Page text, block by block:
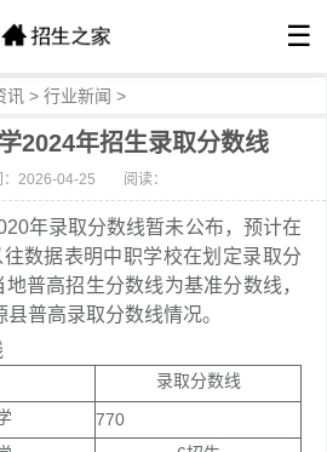
☰
讯 > 行业新闻 >
2024年招生录取分数线
：2026-04-25 阅读：
年录取分数线暂未公布，预计在
数据表明中职学校在划定录取分
普高招生分数线为基准分数线，
普高录取分数线情况。
录取分数线
770